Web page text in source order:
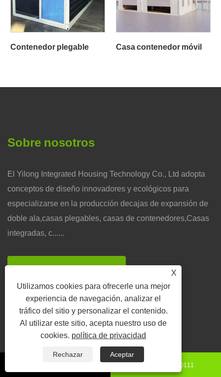
Contenedor plegable Casa contenedor móvil
Sobre nosotros
El Yilong Integrated Housing Technology Co., Ltd adopta
conceptos de diseño innovadores y ecológicos para
especializarse en la producción decajas de expansión de
doble ala,casas plegables, casas de contenedores,Casas
integradas, c......
Categorías de Producto
8615130850111
X
Utilizamos cookies para ofrecerle una mejor
experiencia de navegación, analizar el
tráfico del sitio y personalizar el contenido.
Al utilizar este sitio, acepta nuestro uso de
cookies. política de privacidad
Rechazar Aceptar